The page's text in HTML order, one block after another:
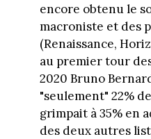
encore obtenu le
macroniste et des
(Renaissance,
au premier tour
2020 Bruno
"seulement" 22%
grimpait à 35% en
des deux autres